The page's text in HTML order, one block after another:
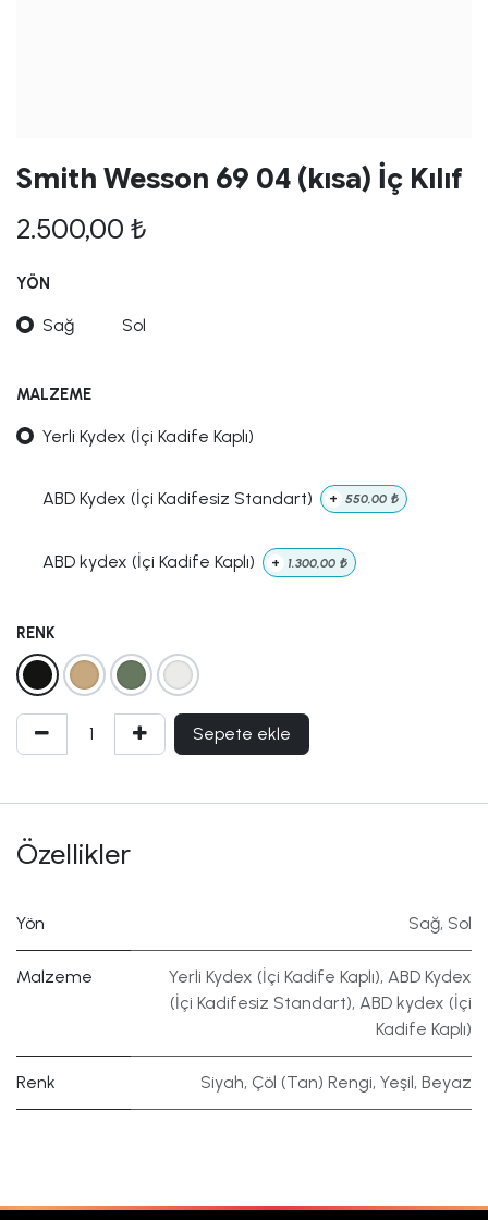
Smith Wesson 69 04 (kısa) İç Kılıf
2.500,00 ₺
YÖN
Sağ Sol
MALZEME
Yerli Kydex (İçi Kadife Kaplı)
ABD Kydex (İçi Kadifesiz Standart) + 550,00 ₺
ABD kydex (İçi Kadife Kaplı) + 1.300,00 ₺
RENK
Sepete ekle
Özellikler
Yön Sağ, Sol
Malzeme Yerli Kydex (İçi Kadife Kaplı), ABD Kydex
(İçi Kadifesiz Standart), ABD kydex (İçi
Kadife Kaplı)
Renk Siyah, Çöl (Tan) Rengi, Yeşil, Beyaz